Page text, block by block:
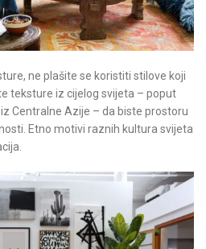
ne plašite se koristiti stilove koji
teksture iz cijelog svijeta – poput
Centralne Azije – da biste prostoru
Etno motivi raznih kultura svijeta